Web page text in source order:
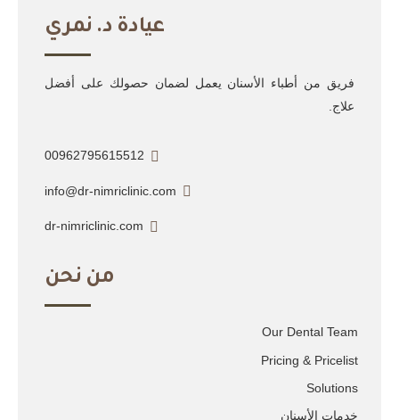
عيادة د. نمري
فريق من أطباء الأسنان يعمل لضمان حصولك على أفضل
علاج.
00962795615512
info@dr-nimriclinic.com
dr-nimriclinic.com
من نحن
Our Dental Team
Pricing & Pricelist
Solutions
خدمات الأسنان